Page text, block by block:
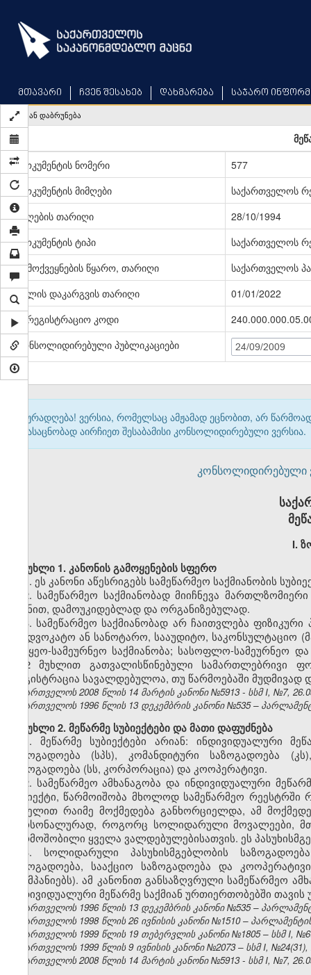
main
content
მთავარი ჩვენ შესახებ დახმარება საჯარო
უკან დაბრუნება
დოკუმენტის ნომერი
577
დოკუმენტის მიმღები
საქართველოს
მიღების თარიღი
28/10/1994
დოკუმენტის ტიპი
საქართველოს
გამოქვეყნების წყარო, თარიღი
საქართველოს
ძალის დაკარგვის თარიღი
01/01/2022
სარეგისტრაციო კოდი
კონსოლიდირებული პუბლიკაციები
24/09/2009
ყურადღება! ვერსია, რომელსაც ამჟამად ეცნობით, არ
გასაცნობად აირჩიეთ შესაბამისი კონსოლიდირებული ვერსია.
კონსოლიდირებული
I.
მუხლი 1. კანონის გამოყენების სფერო
1. ეს კანონი აწესრიგებს სამეწარმეო საქმიანობის
2. სამეწარმეო საქმიანობად მიიჩნევა
მიზნით, დამოუკიდებლად და ორგანიზებულად.
3. სამეწარმეო საქმიანობად არ ჩაითვლება
საადვოკატო ან სანოტარო, სააუდიტო,
სატყეო-სამეურნეო საქმიანობა; სასოფლო-სამეურნეო
მე-2 მუხლით გათვალისწინებული სამართლებრივი
რეგისტრაცია სავალდებულოა, თუ წარმოებაში
საქართველოს 2008 წლის 14 მარტის კანონი №5913 - სსმ I, №7,
საქართველოს 1996 წლის 13 დეკემბრის კანონი №535 –
მუხლი 2. მეწარმე სუბიექტები და მათი დაფუძნება
1. მეწარმე სუბიექტები არიან: ინდივიდუალური
საზოგადოება (სპს), კომანდიტური საზოგადოება
საზოგადოება (სს, კორპორაცია) და კოოპერატივი.
2. სამეწარმეო ამხანაგობა და ინდივიდუალური
სუბიექტი, წარმოიშობა მხოლოდ სამეწარმეო რეესტრში
სახელით რაიმე მოქმედება განხორციელდა, ამ
პერსონალურად, როგორც სოლიდარული მოვალეები,
წარმოშობილი ყველა ვალდებულებისათვის. ეს
3. სოლიდარული პასუხისმგებლობის
საზოგადოება, სააქციო საზოგადოება და
(კომპანიებს). ამ კანონით განსაზღვრული სამეწარმეო
ინდივიდუალური მეწარმე საქმიან ურთიერთობებში
საქართველოს 1996 წლის 13 დეკემბრის კანონი №535 –
საქართველოს 1998 წლის 26 ივნისის კანონი №1510 –
საქართველოს 1999 წლის 19 თებერვლის კანონი №1805 – სსმ I,
საქართველოს 1999 წლის 9 ივნისის კანონი №2073 – სსმ I, №24(31),
საქართველოს 2008 წლის 14 მარტის კანონი №5913 - სსმ I, №7,